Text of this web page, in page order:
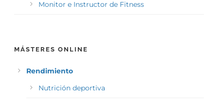
Monitor e Instructor de Fitness
MÁSTERES ONLINE
Rendimiento
Nutrición deportiva